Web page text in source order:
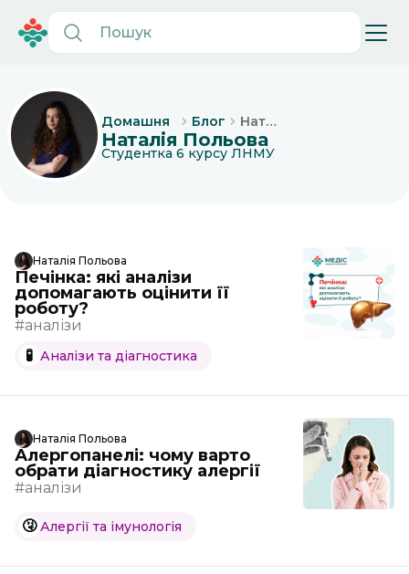
Домашня Блог
Наталія
Польова
Наталія Польова
Студентка 6 курсу ЛНМУ
Наталія Польова
Печінка: які аналізи
допомагають оцінити її
роботу?
#аналізи
🧪 Аналізи та діагностика
Наталія Польова
Алергопанелі: чому варто
обрати діагностику алергії
#аналізи
🤧 Алергії та імунологія